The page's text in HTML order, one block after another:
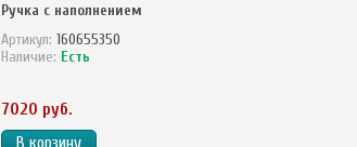
Ручка с наполнением
Артикул: 160655350
Наличие: Есть
7020 руб.